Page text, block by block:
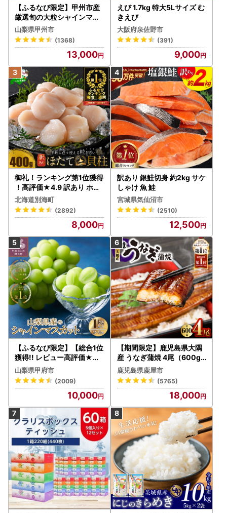
【ふるなび限定】甲州市産
厳選旬の大粒シャインマス
カット 約1.3kg 2～3房【2
026年発送】（MG）B12-
472 FN-Limited-VO シャ
インマスカット フルーツ
山梨県甲州市
(1368)
13,000
えび 1.7kg 特大5Lサイズ む
きえび
大阪府泉佐野市
(391)
9,000
御礼！ランキング第1位獲得
！高評価★4.9 訳あり ホタ
テ 400g（ほたて 帆立 貝柱
冷凍 ）
北海道別海町
(2892)
8,000
訳あり 銀鮭切身 約2kg サケ
しゃけ 魚 鮭
宮城県気仙沼市
(2510)
12,500
【ふるなび限定】【総合1位
獲得!! レビュー高評価★】
〈2026年度配送分〉山梨
県産 シャインマスカット 2
～3房（1.0kg以上）シャイ
ン フルーツ FN-Limited-S
P
山梨県甲府市
(2009)
10,000
【期間限定】鹿児島県大隅
産 うなぎ蒲焼 4尾（600g
） KN007-004-04-cp18
うなぎ 鰻 魚 惣菜 総菜
鹿児島県鹿屋市
(5765)
18,000